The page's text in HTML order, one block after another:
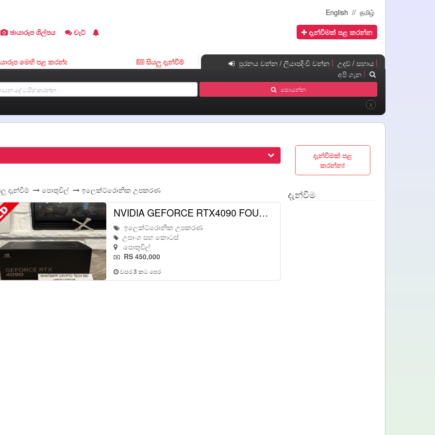
English // தமிழ்
ඡායාරූප ශිල්පය චැට් දැන්වීමක් පළ කරන්න
මෙහි පළ කරන්න ... සියලු දැන්වීම් පුරනය වන්න / ලියාපදිංචි වන්න| උදව් / සහාය|
අපි ගැන|
සොයන්න
X
දැන්වීමක් පළ
කරන්න!
දැන්වීම් පොතුවිල් ඉලෙක්ට්රොනික උපකරණ
NVIDIA GEFORCE RTX4090 FOUNDERS EDITION 24GB GRAPHICS CARD (NEW)
ඉලෙක්ට්රොනික උපකරණ
උපාංග සහ කොටස්
පොතුවිල්
RS 450,000
වසර 3 කට පෙර
දැන්වීම